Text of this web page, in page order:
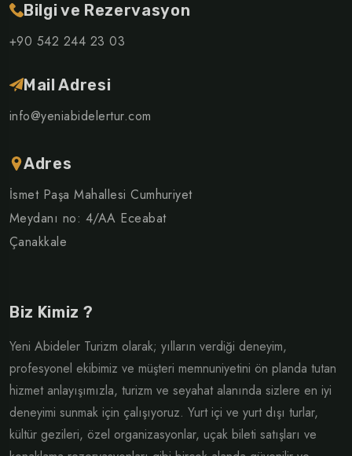
Bilgi ve Rezervasyon
+90 542 244 23 03
Mail Adresi
info@yeniabidelertur.com
Adres
İsmet Paşa Mahallesi Cumhuriyet
Meydanı no: 4/AA Eceabat
Çanakkale
Biz Kimiz ?
Yeni Abideler Turizm olarak; yılların verdiği deneyim,
profesyonel ekibimiz ve müşteri memnuniyetini ön planda tutan
hizmet anlayışımızla, turizm ve seyahat alanında sizlere en iyi
deneyimi sunmak için çalışıyoruz. Yurt içi ve yurt dışı turlar,
kültür gezileri, özel organizasyonlar, uçak bileti satışları ve